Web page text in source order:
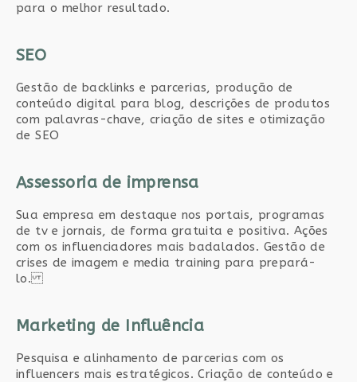
para o melhor resultado.
SEO
Gestão de backlinks e parcerias, produção de
conteúdo digital para blog, descrições de produtos
com palavras-chave, criação de sites e otimização
de SEO
Assessoria de imprensa
Sua empresa em destaque nos portais, programas
de tv e jornais, de forma gratuita e positiva. Ações
com os influenciadores mais badalados. Gestão de
crises de imagem e media training para prepará-
lo.
Marketing de Influência
Pesquisa e alinhamento de parcerias com os
influencers mais estratégicos. Criação de conteúdo e